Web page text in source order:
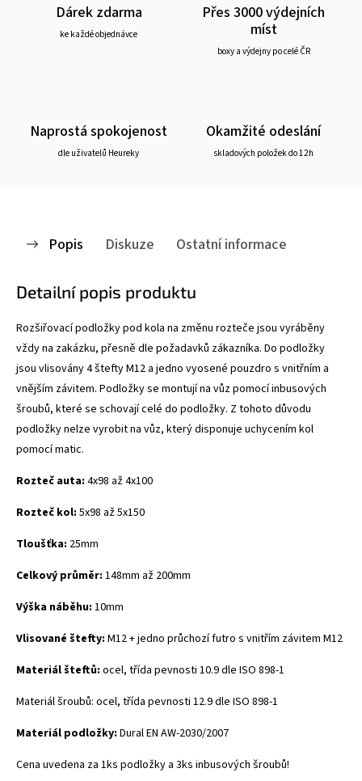
Dárek zdarma
ke každé objednávce
Přes 3000 výdejních
míst
boxy a výdejny po celé ČR
Naprostá spokojenost
dle uživatelů Heureky
Okamžité odeslání
skladových položek do 12h
Popis Diskuze Ostatní informace
Detailní popis produktu
Rozšiřovací podložky pod kola na změnu rozteče jsou vyráběny
vždy na zakázku, přesně dle požadavků zákazníka. Do podložky
jsou vlisovány 4 štefty M12 a jedno vyosené pouzdro s vnitřním a
vnějším závitem. Podložky se montují na vůz pomocí inbusových
šroubů, které se schovají celé do podložky. Z tohoto důvodu
podložky nelze vyrobit na vůz, který disponuje uchycením kol
pomocí matic.
Rozteč auta: 4x98 až 4x100
Rozteč kol: 5x98 až 5x150
Tloušťka: 25mm
Celkový průměr: 148mm až 200mm
Výška náběhu: 10mm
Vlisované štefty: M12 + jedno průchozí futro s vnitřím závitem M12
Materiál šteftů: ocel, třída pevnosti 10.9 dle ISO 898-1
Materiál šroubů: ocel, třída pevnosti 12.9 dle ISO 898-1
Materiál podložky: DuralEN AW-2030/2007
Cena uvedena za 1ks podložky a 3ks inbusových šroubů!